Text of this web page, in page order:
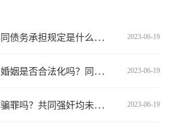
2023-06-19
是什么？离婚时债权分割依据是什么？
2023-06-19
化吗？同性婚姻合法国家有哪些？
2023-06-19
共同强奸均未遂是否构成轮奸？